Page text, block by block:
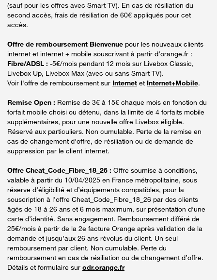
(sauf pour les offres avec Smart TV). En cas de résiliation du
second accès, frais de résiliation de 60€ appliqués pour cet
accès.
Offre de remboursement Bienvenue pour les nouveaux clients
internet et internet + mobile souscrivant à partir d’orange.fr :
Fibre/ADSL : -5€/mois pendant 12 mois sur Livebox Classic,
Livebox Up, Livebox Max (avec ou sans Smart TV).
Voir l'offre de remboursement sur Internet et Internet+Mobile.
Remise Open : Remise de 3€ à 15€ chaque mois en fonction du
forfait mobile choisi ou détenu, dans la limite de 4 forfaits mobile
supplémentaires, pour une nouvelle offre Livebox éligible.
Réservé aux particuliers. Non cumulable. Perte de la remise en
cas de changement d'offre, de résiliation ou de demande de
suppression par le client internet.
Offre Cheat_Code_Fibre_18_26 : Offre soumise à conditions,
valable à partir du 10/04/2025 en France métropolitaine, sous
réserve d’éligibilité et d’équipements compatibles, pour la
souscription à l’offre Cheat_Code_Fibre_18_26 par des clients
âgés de 18 à 26 ans et 6 mois maximum, sur présentation d’une
carte d’identité. Sans engagement. Remboursement différé de
25€/mois à partir de la 2e facture Orange après validation de la
demande et jusqu’aux 26 ans révolus du client. Un seul
remboursement par client. Non cumulable. Perte du
remboursement en cas de résiliation ou de changement d’offre.
Détails et formulaire sur odr.orange.fr